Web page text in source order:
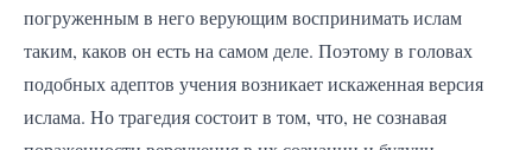
погруженным в него верующим воспринимать ислам
таким, каков он есть на самом деле. Поэтому в головах
подобных адептов учения возникает искаженная версия
ислама. Но трагедия состоит в том, что, не сознавая